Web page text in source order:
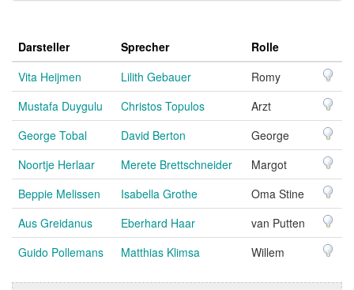
Darsteller Sprecher
Rolle
Vita Heijmen
Lilith Gebauer
Romy
Mustafa Duygulu
Christos Topulos
Arzt
George Tobal
David Berton
George
Noortje Herlaar
Merete Brettschneider
Margot
Beppie Melissen
Isabella Grothe
Oma Stine
Aus Greidanus
Eberhard Haar
van Putten
Guido Pollemans
Matthias Klimsa Willem